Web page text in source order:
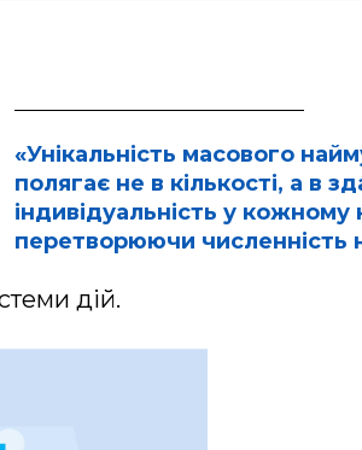
«Унікальність масового
полягає не в кількості, а в
індивідуальність у кожному
перетворюючи численність
дій.